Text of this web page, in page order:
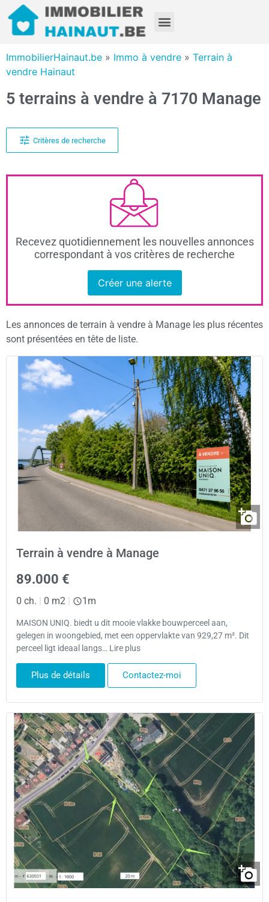
ImmobilierHainaut.be » Immo à vendre » Terrain à
vendre Hainaut
5 terrains à vendre à 7170 Manage
Critères de recherche
Recevez quotidiennement les nouvelles annonces
correspondant à vos critères de recherche
Créer une alerte
Les annonces de terrain à vendre à Manage les plus récentes
sont présentées en tête de liste.
Terrain à vendre à Manage
89.000 €
0 ch. | 0 m2 | 1m
MAISON UNIQ. biedt u dit mooie vlakke bouwperceel aan,
gelegen in woongebied, met een oppervlakte van 929,27 m². Dit
perceel ligt ideaal langs… Lire plus
Plus de détails Contactez-moi